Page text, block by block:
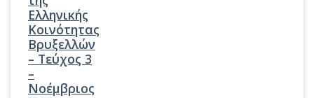
Ελληνικής
Κοινότητας
Βρυξελλών
– Τεύχος 3
–
Νοέμβριος